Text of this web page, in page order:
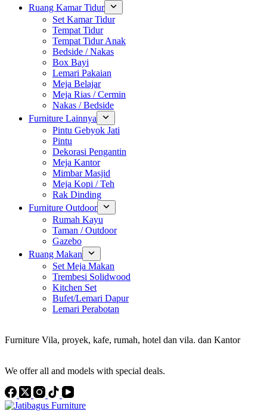
Ruang Kamar Tidur
Set Kamar Tidur
Tempat Tidur
Tempat Tidur Anak
Bedside / Nakas
Box Bayi
Lemari Pakaian
Meja Belajar
Meja Rias / Cermin
Nakas / Bedside
Furniture Lainnya
Pintu Gebyok Jati
Pintu
Dekorasi Pengantin
Meja Kantor
Mimbar Masjid
Meja Kopi / Teh
Rak Dinding
Furniture Outdoor
Rumah Kayu
Taman / Outdoor
Gazebo
Ruang Makan
Set Meja Makan
Trembesi Solidwood
Kitchen Set
Bufet/Lemari Dapur
Lemari Perabotan
Furniture Vila, proyek, kafe, rumah, hotel dan vila. dan Kantor
We offer all and models with special deals.